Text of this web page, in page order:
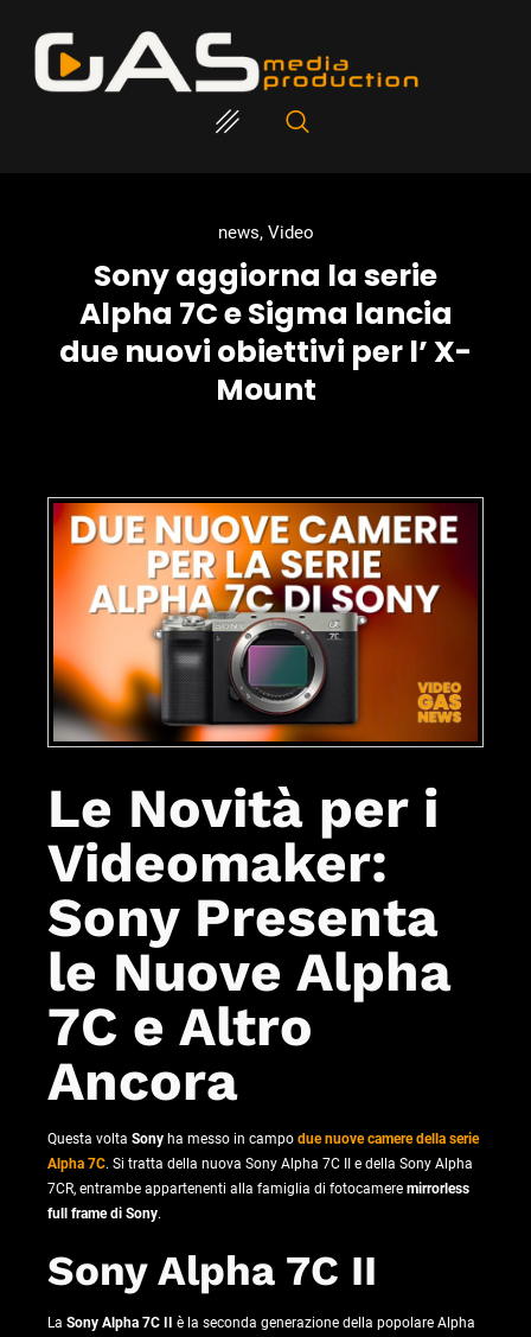
news, Video
Sony aggiorna la serie
Alpha 7C e Sigma lancia
due nuovi obiettivi per l’ X-
Mount
Le Novità per i
Videomaker:
Sony Presenta
le Nuove Alpha
7C e Altro
Ancora
Questa volta Sony ha messo in campo due nuove camere della serie
Alpha 7C. Si tratta della nuova Sony Alpha 7C II e della Sony Alpha
7CR, entrambe appartenenti alla famiglia di fotocamere mirrorless
full frame di Sony.
Sony Alpha 7C II
La Sony Alpha 7C II
è la seconda generazione della popolare Alpha